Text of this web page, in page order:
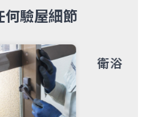
何驗屋細節
衛浴